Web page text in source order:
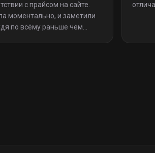
с прайсом на сайте.
моментально, и заметили
по всёму раньше чем